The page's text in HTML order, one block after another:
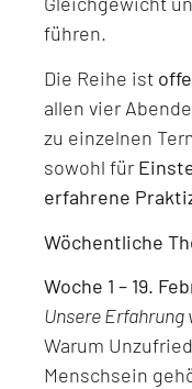
führen.
Die Reihe ist
allen vier
zu einzelnen
sowohl für
erfahrene
Wöchentliche
Woche 1 – 19.
Unsere Erfahrung
Warum
Menschsein